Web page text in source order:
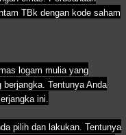
TBk dengan kode saham
logam mulia yang
Tentunya Anda
ini.
pilih dan lakukan. Tentunya